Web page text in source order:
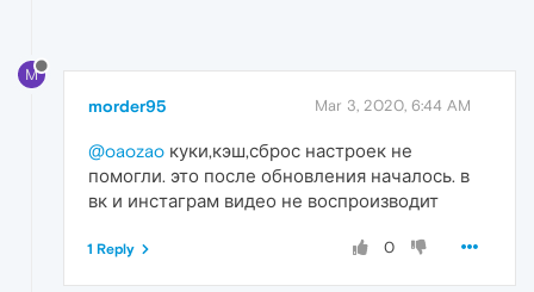
M
morder95 Mar 3, 2020, 6:44 AM
@oaozao куки,кэш,сброс настроек не
помогли. это после обновления началось. в
вк и инстаграм видео не воспроизводит
0
1 Reply